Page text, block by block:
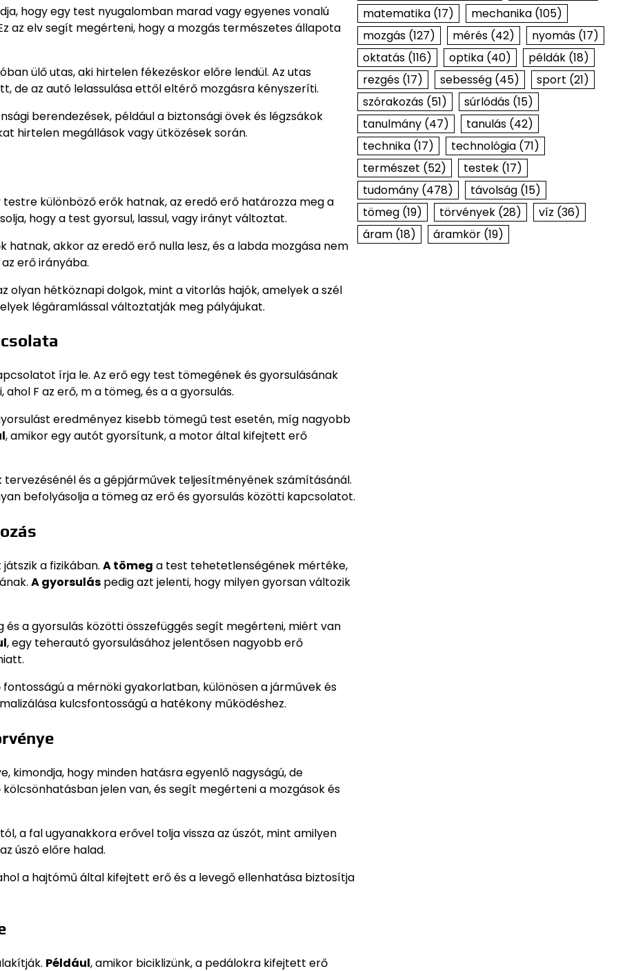
hogy egy test nyugalomban marad vagy egyenes vonalú
az elv segít megérteni, hogy a mozgás természetes állapota
ülő utas, aki hirtelen fékezéskor előre lendül. Az utas
de az autó lelassulása ettől eltérő mozgásra kényszeríti.
berendezések, például a biztonsági övek és légzsákok
hirtelen megállások vagy ütközések során.
különböző erők hatnak, az eredő erő határozza meg a
hogy a test gyorsul, lassul, vagy irányt változtat.
akkor az eredő erő nulla lesz, és a labda mozgása nem
erő irányába.
olyan hétköznapi dolgok, mint a vitorlás hajók, amelyek a szél
légáramlással változtatják meg pályájukat.
írja le. Az erő egy test tömegének és gyorsulásának
F az erő, m a tömeg, és a a gyorsulás.
eredményez kisebb tömegű test esetén, míg nagyobb
, amikor egy autót gyorsítunk, a motor által kifejtett erő
és a gépjárművek teljesítményének számításánál.
befolyásolja a tömeg az erő és gyorsulás közötti kapcsolatot.
a fizikában. A tömeg a test tehetetlenségének mértéke,
A gyorsulás pedig azt jelenti, hogy milyen gyorsan változik
a gyorsulás közötti összefüggés segít megérteni, miért van
, egy teherautó gyorsulásához jelentősen nagyobb erő
a mérnöki gyakorlatban, különösen a járművek és
kulcsfontosságú a hatékony működéshez.
hogy minden hatásra egyenlő nagyságú, de
jelen van, és segít megérteni a mozgások és
a fal ugyanakkora erővel tolja vissza az úszót, mint amilyen
úszó előre halad.
a hajtómű által kifejtett erő és a levegő ellenhatása biztosítja
Például, amikor biciklizünk, a pedálokra kifejtett erő
matematika(17) mechanika(105)
mozgás(127) mérés(42) nyomás(17)
oktatás(116) optika(40) példák(18)
rezgés(17) sebesség(45) sport (21)
szórakozás(51) súrlódás(15)
tanulmány(47) tanulás(42)
technika(17) technológia(71)
természet (52) testek(17)
tudomány(478) távolság(15)
tömeg(19) törvények(28) víz (36)
áram(18) áramkör(19)